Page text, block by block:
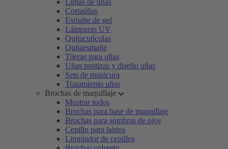
Limas de uñas
Cortaúñas
Esmalte de gel
Lámparas UV
Quitacutículas
Quitaesmalte
Tijeras para uñas
Uñas postizas y diseño uñas
Sets de manicura
Tratamiento uñas
Brochas de maquillaje
Mostrar todos
Brochas para base de maquillaje
Brochas para sombras de ojos
Cepillo para labios
Limpiador de cepillos